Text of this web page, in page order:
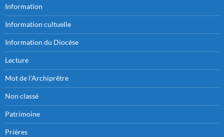
Information
Information cultuelle
Information du Diocèse
Lecture
Mot de l'Archiprêtre
Non classé
Patrimoine
Prières